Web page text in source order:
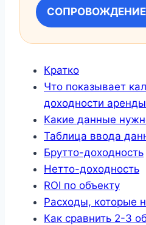
Кратко
Что показывает
доходности аренды
Какие данные
Таблица ввода
Брутто-доходность
Нетто-доходность
ROI по объекту
Расходы, которые
Как сравнить 2-3